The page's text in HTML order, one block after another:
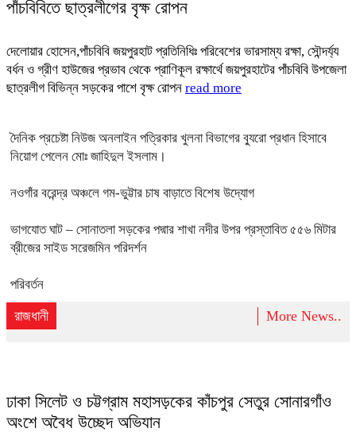
পাঁচবিবিতে ছাত্রলীগের বৃক্ষ রোপন
দেলোয়ার হোসেন,পাঁচবিবি জয়পুরহাট প্রতিনিধিঃ পরিবেশের ভারসাম্য রক্ষা, সৌন্দর্য্য
বর্ধন ও গ্রীণ হাউজের প্রভাব থেকে প্রাণিকূল রক্ষার্থে জয়পুরহাটের পাঁচবিবি উপজেলা
ছাত্রলীগ বিভিন্ন সড়কের পাশে বৃক্ষ রোপন read more
দৈনিক প্রচেষ্টা নিউজ অনলাইন পত্রিকার খুলনা বিভাগের ব্যুরো প্রধান হিসাবে
নিয়োগ পেলেন মোঃ জাহিদুল ইসলাম।
নওগাঁর বরেন্দ্র অঞ্চলে গম-ভুট্টার চাষ বাড়াতে বিশেষ উদ্যোগ
ভাগযোত ঘাট – সোনাতলা সড়কের পদ্মার শাখা নদীর উপর প্রস্তাবিত ৫৫৬ মিটার
ব্রীজের সাইড সরেজমিন পরিদর্শন
পরিবর্তন
রাজধানী More News..
ঢাকা সিলেট ও চট্টগ্রাম মহাসড়কের কাঁচপুর সেতুর সোনারগাঁও
অংশে অবৈধ উচ্ছেদ অভিযান